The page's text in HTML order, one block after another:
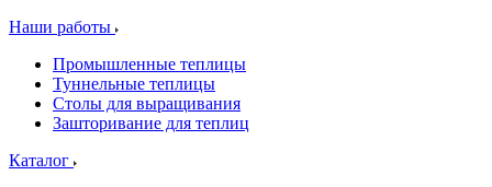
Наши работы
Промышленные теплицы
Туннельные теплицы
Столы для выращивания
Зашторивание для теплиц
Каталог